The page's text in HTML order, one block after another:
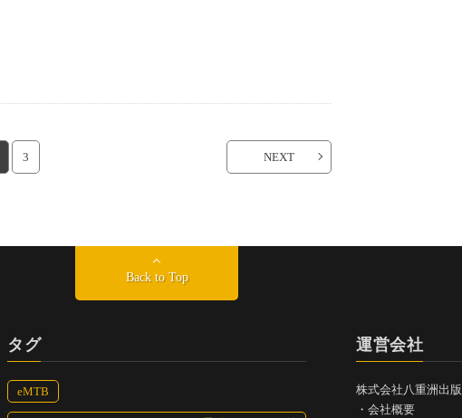
3 NEXT
Back to Top
タグ
eMTB
運営会社
株式会社八重洲出版
・ 会社概要